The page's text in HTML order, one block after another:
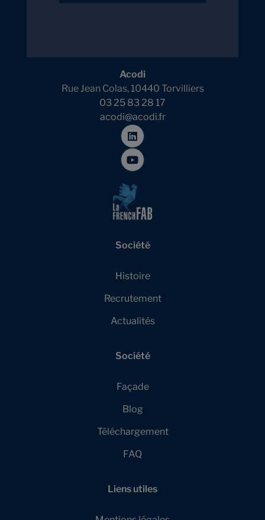
Acodi
Rue Jean Colas, 10440 Torvilliers
03 25 83 28 17
acodi@acodi.fr
Société
Histoire
Recrutement
Actualités
Société
Façade
Blog
Téléchargement
FAQ
Liens utiles